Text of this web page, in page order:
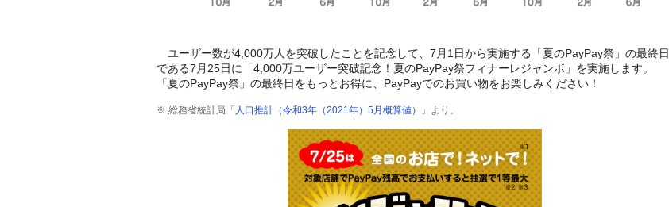
ユーザー数が4,000万人を突破したことを記念して、7月1日から実施する「夏のPayPay祭」の最終日
である7月25日に「4,000万ユーザー突破記念！夏のPayPay祭フィナーレジャンボ」を実施します。
「夏のPayPay祭」の最終日をもっとお得に、PayPayでのお買い物をお楽しみください！
※ 総務省統計局「 人口推計（令和3年（2021年）5月概算値） 」より。